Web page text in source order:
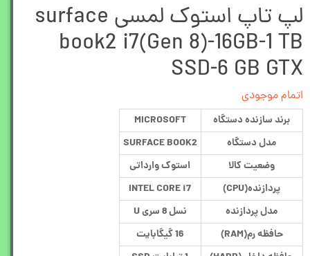
لپ تاپ استوک لمسی surface
book2 i7(Gen 8)-16GB-1 TB
SSD-6 GB GTX
اتمام موجودی
برند سازنده دستگاه
MICROSOFT
مدل دستگاه
SURFACE BOOK2
وضعیت کالا
استوک وارداتی
پردازنده(CPU)
INTEL CORE i7
مدل پردازنده
نسل 8 سری U
حافظه رم(RAM)
16 گیگابایت